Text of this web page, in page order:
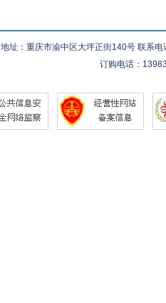
地址：重庆市渝中区大坪正街140号 联系
订购电话：